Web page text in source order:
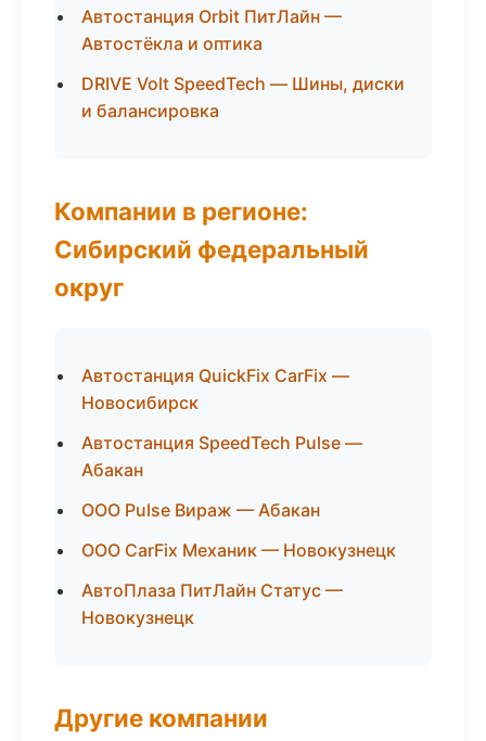
Автостанция Orbit ПитЛайн —
Автостёкла и оптика
DRIVE Volt SpeedTech — Шины, диски
и балансировка
Компании в регионе:
Сибирский федеральный
округ
Автостанция QuickFix CarFix —
Новосибирск
Автостанция SpeedTech Pulse —
Абакан
ООО Pulse Вираж — Абакан
ООО CarFix Механик — Новокузнецк
АвтоПлаза ПитЛайн Статус —
Новокузнецк
Другие компании